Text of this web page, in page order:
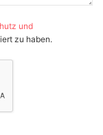
und
zu haben.